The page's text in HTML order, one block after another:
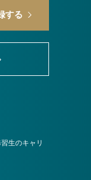
する
生のキャリ